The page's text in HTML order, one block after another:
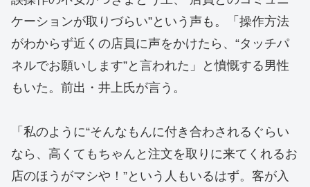
ケーションが取りづらい”という声も。「操作方法
がわからず近くの店員に声をかけたら、“タッチパ
ネルでお願いします”と言われた」と憤慨する男性
もいた。前出・井上氏が言う。
「私のように“そんなもんに付き合わされるぐらい
なら、高くてもちゃんと注文を取りに来てくれるお
店のほうがマシや！”という人もいるはず。客が入